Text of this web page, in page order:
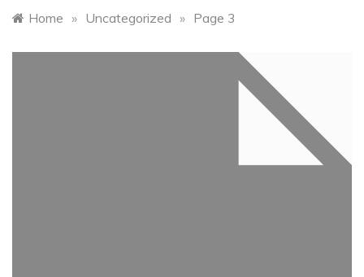
Home » Uncategorized » Page 3